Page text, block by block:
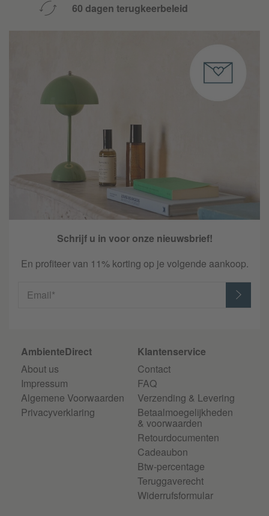
60 dagen terugkeerbeleid
Schrijf u in voor onze nieuwsbrief!
En profiteer van 11% korting op je volgende aankoop.
Email*
AmbienteDirect
About us
Impressum
Algemene Voorwaarden
Privacyverklaring
Klantenservice
Contact
FAQ
Verzending & Levering
Betaalmoegelijkheden
& voorwaarden
Retourdocumenten
Cadeaubon
Btw-percentage
Teruggaverecht
Widerrufsformular